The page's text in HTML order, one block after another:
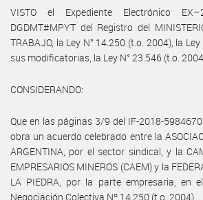
VISTO el Expediente Electrónico
DGDMT#MPYT del Registro del
TRABAJO, la Ley N° 14.250 (t.o. 2004), la
sus modificatorias, la Ley N° 23.546 (t.o.
CONSIDERANDO:
Que en las páginas 3/9 del IF-2018-
obra un acuerdo celebrado entre la
ARGENTINA, por el sector sindical, y la
EMPRESARIOS MINEROS (CAEM) y la
LA PIEDRA, por la parte empresaria, en
Negociación Colectiva Nº 14.250 (t.o. 2004).